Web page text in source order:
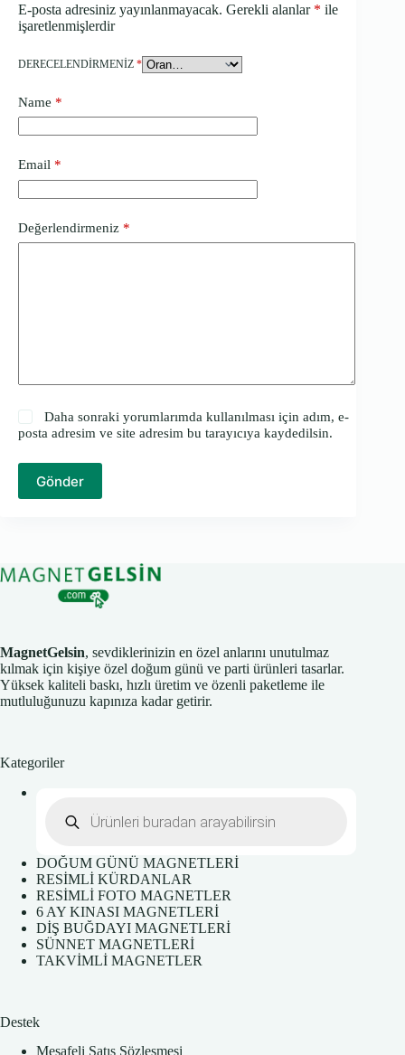
E-posta adresiniz yayınlanmayacak. Gerekli alanlar * ile
işaretlenmişlerdir
DERECELENDIRMENIZ *
Name *
Email *
Değerlendirmeniz *
Daha sonraki yorumlarımda kullanılması için adım, e-
posta adresim ve site adresim bu tarayıcıya kaydedilsin.
Gönder
MagnetGelsin, sevdiklerinizin en özel anlarını unutulmaz
kılmak için kişiye özel doğum günü ve parti ürünleri tasarlar.
Yüksek kaliteli baskı, hızlı üretim ve özenli paketleme ile
mutluluğunuzu kapınıza kadar getirir.
Kategoriler
search
DOĞUM GÜNÜ MAGNETLERİ
RESİMLİ KÜRDANLAR
RESİMLİ FOTO MAGNETLER
6 AY KINASI MAGNETLERİ
DİŞ BUĞDAYI MAGNETLERİ
SÜNNET MAGNETLERİ
TAKVİMLİ MAGNETLER
Destek
Mesafeli Satış Sözleşmesi